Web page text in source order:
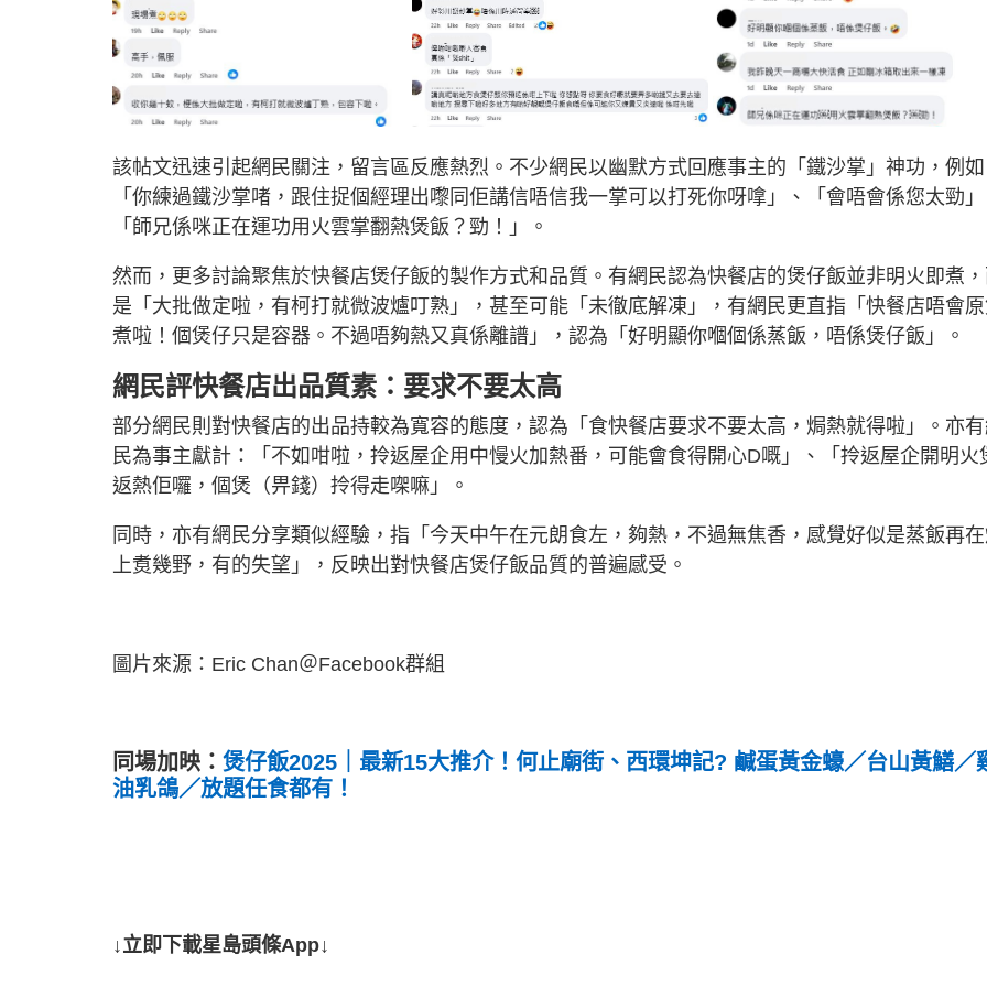
該帖文迅速引起網民關注，留言區反應熱烈。不少網民以幽默方式回應事主的「鐵沙掌」神功，例如
「你練過鐵沙掌啫，跟住捉個經理出嚟同佢講信唔信我一掌可以打死你呀嗱」、「會唔會係您太勁
「師兄係咪正在運功用火雲掌翻熱煲飯？勁！」。
然而，更多討論聚焦於快餐店煲仔飯的製作方式和品質。有網民認為快餐店的煲仔飯並非明火即煮
是「大批做定啦，有柯打就微波爐叮熟」，甚至可能「未徹底解凍」，有網民更直指「快餐店唔會
煮啦！個煲仔只是容器。不過唔夠熱又真係離譜」，認為「好明顯你嗰個係蒸飯，唔係煲仔飯」。
網民評快餐店出品質素：要求不要太高
部分網民則對快餐店的出品持較為寬容的態度，認為「食快餐店要求不要太高，焗熱就得啦」。亦
民為事主獻計：「不如咁啦，拎返屋企用中慢火加熱番，可能會食得開心D嘅」、「拎返屋企開明火
返熱佢囉，個煲（畀錢）拎得走㗎嘛」。
同時，亦有網民分享類似經驗，指「今天中午在元朗食左，夠熱，不過無焦香，感覺好似是蒸飯再
上煑幾野，有的失望」，反映出對快餐店煲仔飯品質的普遍感受。
圖片來源：Eric Chan＠Facebook群組
同場加映： 煲仔飯2025｜最新15大推介！何止廟街、西環坤記? 鹹蛋黃金蠔／台山黃鱔／
油乳鴿／放題任食都有！
↓立即下載星島頭條App↓